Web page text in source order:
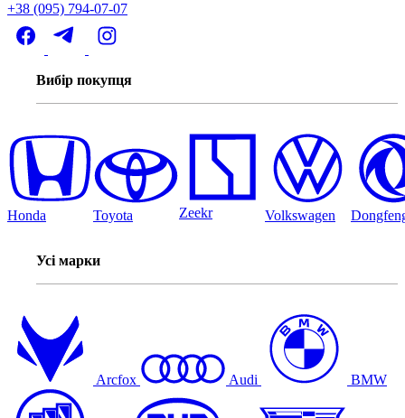
+38 (095) 794-07-07
Вибір покупця
Honda Toyota Zeekr Volkswagen
Усі марки
Arcfox Audi BMW